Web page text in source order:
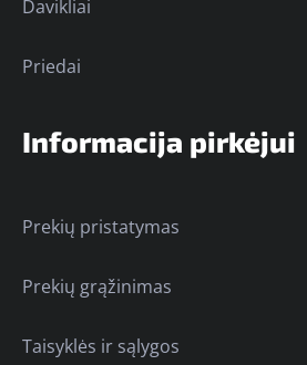
Davikliai
Priedai
Informacija pirkėjui
Prekių pristatymas
Prekių grąžinimas
Taisyklės ir sąlygos